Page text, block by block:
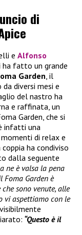
di
e Alfonso
ha fatto un grande
Garden , il
diversi mesi e
del nastro ha
e raffinata, un
Garden, che si
infatti una
di relax e
ha condiviso
dalla seguente
ne è valsa la pena
Garden è
sono venute, alle
vi aspettiamo con le
“Questo è il